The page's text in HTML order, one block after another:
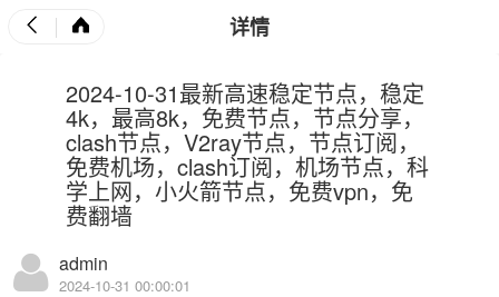
详情
2024-10-31最新高速稳定节点，稳定
4k，最高8k，免费节点，节点分享，
clash节点，V2ray节点，节点订阅，
免费机场，clash订阅，机场节点，科
学上网，小火箭节点，免费vpn，免
费翻墙
admin
2024-10-31 00:00:01